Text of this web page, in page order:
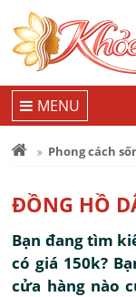
MENU
Phong cách
ĐỒNG HỒ
Bạn đang tìm
có giá 150k?
cửa hàng nào